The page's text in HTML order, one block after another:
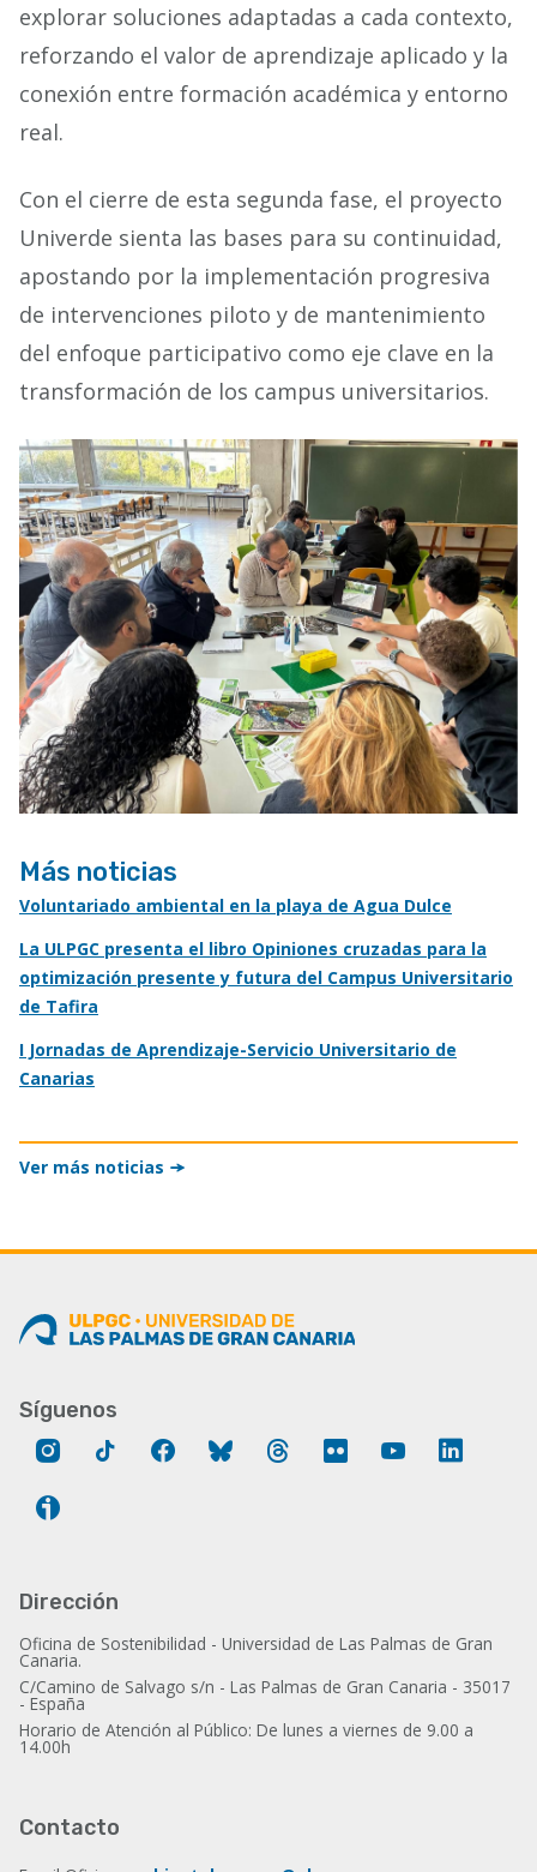
explorar soluciones adaptadas a cada contexto,
reforzando el valor de aprendizaje aplicado y la
conexión entre formación académica y entorno
real.
Con el cierre de esta segunda fase, el proyecto
Univerde sienta las bases para su continuidad,
apostando por la implementación progresiva
de intervenciones piloto y de mantenimiento
del enfoque participativo como eje clave en la
transformación de los campus universitarios.
Más noticias
Voluntariado ambiental en la playa de Agua Dulce
La ULPGC presenta el libro Opiniones cruzadas para la
optimización presente y futura del Campus Universitario
de Tafira
I Jornadas de Aprendizaje-Servicio Universitario de
Canarias
Ver más noticias
Síguenos
Instagram FacebookBluesky Threads Flickr YouTube
Dirección
Oficina de Sostenibilidad - Universidad de Las Palmas de Gran
Canaria.
C/Camino de Salvago s/n - Las Palmas de Gran Canaria - 35017
- España
Horario de Atención al Público: De lunes a viernes de 9.00 a
14.00h
Contacto